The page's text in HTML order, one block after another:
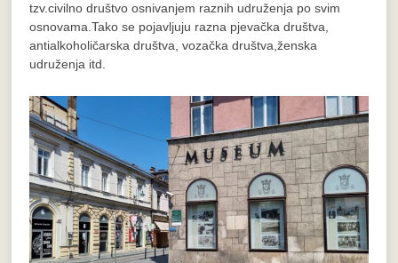
tzv.civilno društvo osnivanjem raznih udruženja po svim
osnovama.Tako se pojavljuju razna pjevačka društva,
antialkoholičarska društva, vozačka društva,ženska
udruženja itd.